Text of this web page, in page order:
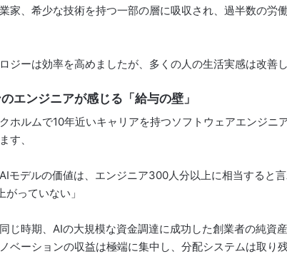
家、希少な技術を持つ一部の層に吸収され、過半数の労
ジーは効率を高めましたが、多くの人の生活実感は改善し
エンジニアが感じる「給与の壁」
ホルムで10年近いキャリアを持つソフトウェアエンジニ
す、
AIモデルの価値は、エンジニア300人分以上に相当すると
っていない」
じ時期、AIの大規模な資金調達に成功した創業者の純資
ベーションの収益は極端に集中し、分配システムは取り残